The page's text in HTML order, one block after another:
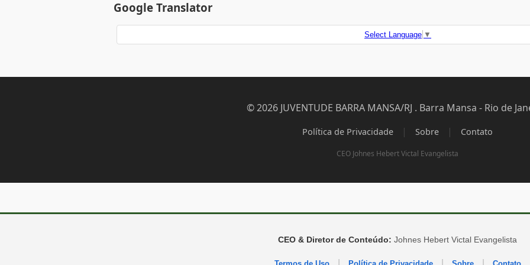
Google Translator
Select Language ▼
© 2026 JUVENTUDE BARRA MANSA/RJ . Barra Mansa - Rio de
Política de Privacidade | Sobre | Contato
CEO Johnes Hebert Victal Evangelista
CEO & Diretor de Conteúdo: Johnes Hebert Victal Evangelista